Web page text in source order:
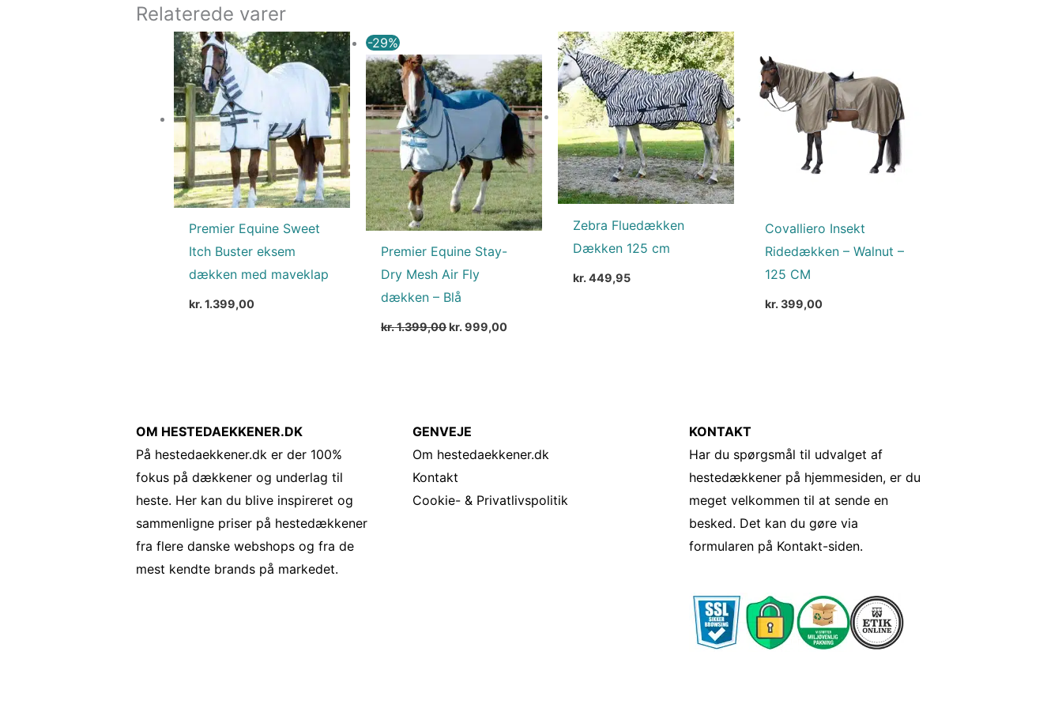
Relaterede varer
Premier Equine Sweet
Itch Buster eksem
dækken med maveklap
kr.1.399,00
-29%
Premier Equine Stay-
Dry Mesh Air Fly
dækken – Blå
kr.1.399,00
oprindelige
pris
var:
kr. 1.399,00.
kr.999,00
aktuelle
pris
er:
kr. 999,00.
Zebra Fluedækken
Dækken 125 cm
kr.449,95
Covalliero Insekt
Ridedækken – Walnut –
125 CM
kr.399,00
OM HESTEDAEKKENER.DK
På hestedaekkener.dk er der 100%
fokus på dækkener og underlag til
heste. Her kan du blive inspireret og
sammenligne priser på hestedækkener
fra flere danske webshops og fra de
mest kendte brands på markedet.
GENVEJE
Om hestedaekkener.dk
Kontakt
Cookie- & Privatlivspolitik
KONTAKT
Har du spørgsmål til udvalget af
hestedækkener på hjemmesiden, er du
meget velkommen til at sende en
besked. Det kan du gøre via
formularen på Kontakt-siden.